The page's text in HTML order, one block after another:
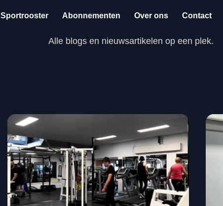
💪 Sterk
Sportrooster Abonnementen Over ons Contact
Alle blogs en nieuwsartikelen op een plek.